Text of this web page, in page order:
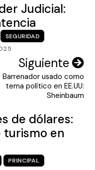
Judicial:
SEGURIDAD
Siguiente
Barrenador usado como
tema político en EE.UU:
Sheinbaum
de dólares:
turismo en
PRINCIPAL